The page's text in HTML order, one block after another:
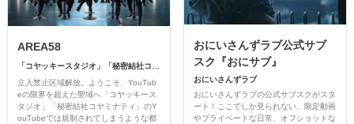
AREA58
立入禁止区域解放。ようこそ、YouTub
eの限界を超えた聖域へ「コヤッキース
タジオ」「秘密結社コヤミナティ」のY
ouTubeでは規制されてしまうような都
おにいさんずラブ公式サブ
スク『おにサブ』
おにいさんずラブ
おにいさんずラブの公式サブスクがスタ
ート！ここでしか見られない、限定動画
やプライベートな日常、オフショットな